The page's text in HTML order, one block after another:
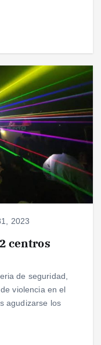
2023
centros
de seguridad,
violencia en el
agudizarse los